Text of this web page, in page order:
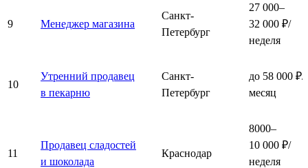
9 Менеджер магазина
Санкт-
Петербург
27 000–
32 000 ₽/
неделя
10
Утренний продавец
в пекарню
Санкт-
Петербург
до 58 000 ₽/
месяц
11
Продавец сладостей
и шоколада
Краснодар
8000–
10 000 ₽/
неделя